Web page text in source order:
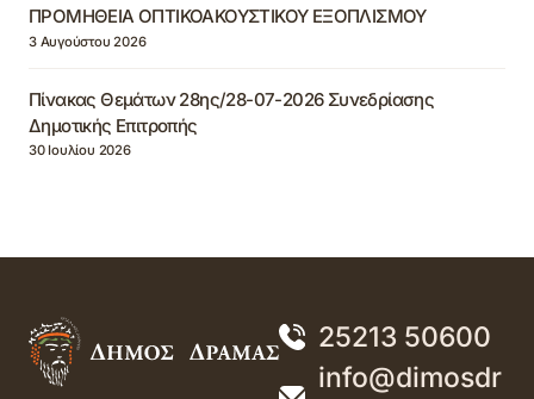
ΠΡΟΜΗΘΕΙΑ ΟΠΤΙΚΟΑΚΟΥΣΤΙΚΟΥ ΕΞΟΠΛΙΣΜΟΥ
3 Αυγούστου 2026
Πίνακας Θεμάτων 28ης/28-07-2026 Συνεδρίασης
Δημοτικής Επιτροπής
30 Ιουλίου 2026
25213 50600
info@dimosdr